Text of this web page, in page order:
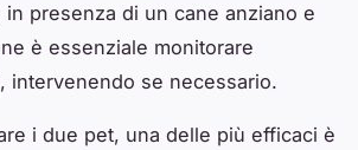
presenza di un cane anziano e
è essenziale monitorare
intervenendo se necessario.
i due pet, una delle più efficaci è